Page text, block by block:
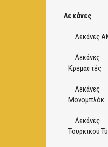
Λεκάνες
Λεκάνες
Λεκάνες
Κρεμαστές
Λεκάνες
Μονομπλόκ
Λεκάνες
Τουρκικού